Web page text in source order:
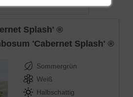
Splash' ®
'Cabernet Splash' ®
Sommergrün
Weiß
Halbschattig